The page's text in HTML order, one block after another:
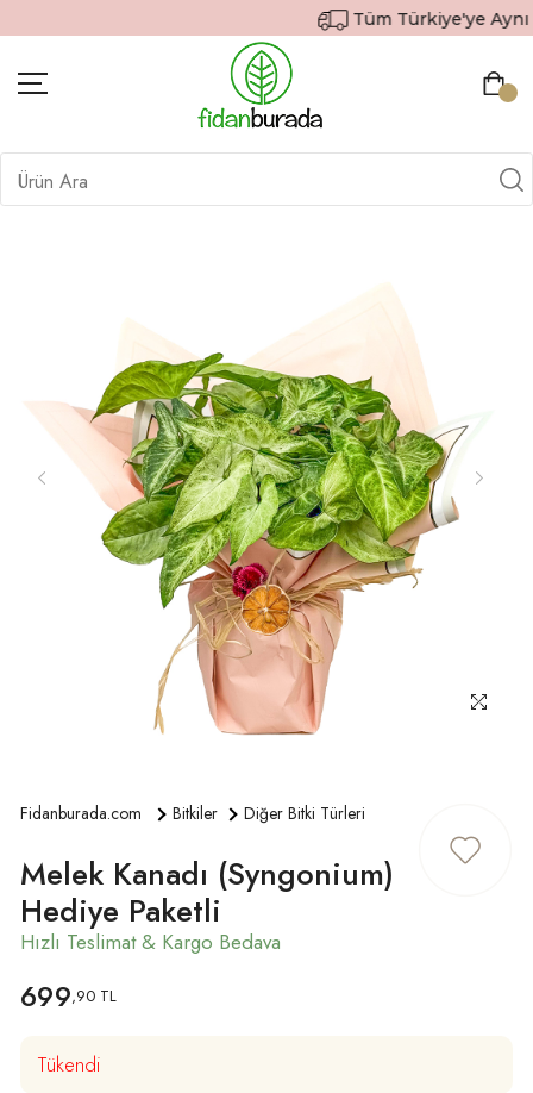
Tüm Türkiye'ye Aynı
BITKILER
İÇ MEKAN BITKILERI
DIŞ MEKAN BITKILERI
HEDIYE GÖNDER
TOPRAK & GÜBRE
SIPARIŞ TAKIP
Fidanburada.com Bitkiler Diğer Bitki Türleri
Melek Kanadı (Syngonium)
Hediye Paketli
699,90 TL
Tükendi